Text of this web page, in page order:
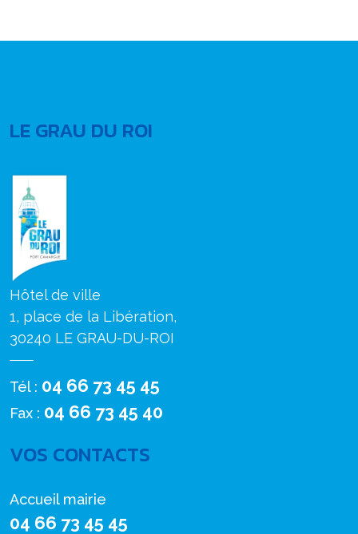
LE GRAU DU ROI
Hôtel de ville
1, place de la Libération,
30240 LE GRAU-DU-ROI
Tél : 04 66 73 45 45
Fax : 04 66 73 45 40
VOS CONTACTS
Accueil mairie
04 66 73 45 45